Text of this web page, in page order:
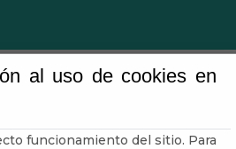
al uso de cookies en
funcionamiento del sitio. Para